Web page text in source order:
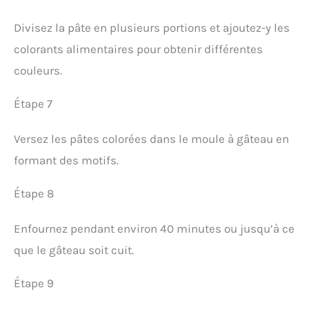
Divisez la pâte en plusieurs portions et ajoutez-y les
colorants alimentaires pour obtenir différentes
couleurs.
Étape 7
Versez les pâtes colorées dans le moule à gâteau en
formant des motifs.
Étape 8
Enfournez pendant environ 40 minutes ou jusqu’à ce
que le gâteau soit cuit.
Étape 9